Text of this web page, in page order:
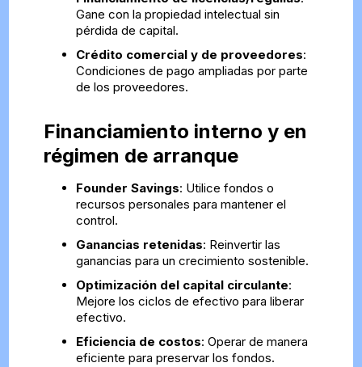
Gane con la propiedad intelectual sin
pérdida de capital.
Crédito comercial y de proveedores:
Condiciones de pago ampliadas por parte
de los proveedores.
Financiamiento interno y en
régimen de arranque
Founder Savings: Utilice fondos o
recursos personales para mantener el
control.
Ganancias retenidas: Reinvertir las
ganancias para un crecimiento sostenible.
Optimización del capital circulante:
Mejore los ciclos de efectivo para liberar
efectivo.
Eficiencia de costos: Operar de manera
eficiente para preservar los fondos.